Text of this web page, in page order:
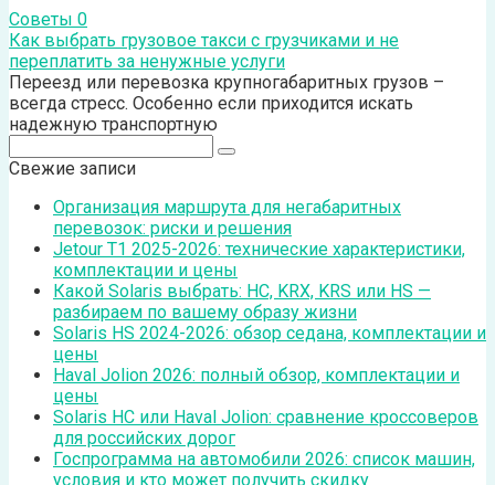
Советы 0
Как выбрать грузовое такси с грузчиками и не
переплатить за ненужные услуги
Переезд или перевозка крупногабаритных грузов –
всегда стресс. Особенно если приходится искать
надежную транспортную
Свежие записи
Организация маршрута для негабаритных
перевозок: риски и решения
Jetour T1 2025-2026: технические характеристики,
комплектации и цены
Какой Solaris выбрать: HC, KRX, KRS или HS —
разбираем по вашему образу жизни
Solaris HS 2024-2026: обзор седана, комплектации и
цены
Haval Jolion 2026: полный обзор, комплектации и
цены
Solaris HC или Haval Jolion: сравнение кроссоверов
для российских дорог
Госпрограмма на автомобили 2026: список машин,
условия и кто может получить скидку